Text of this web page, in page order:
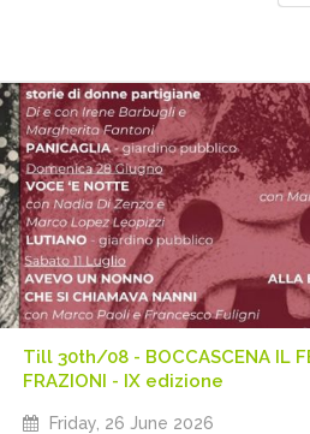
Till 30th/08 - BOCCASCENA IL
FRAZIONI - IX edizione
Friday, 26 June 2026